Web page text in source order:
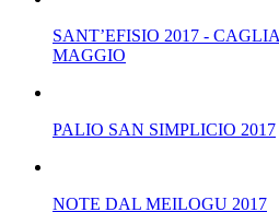
SANT’EFISIO 2017 -
MAGGIO
PALIO SAN SIMPLICIO 2017
NOTE DAL MEILOGU 2017